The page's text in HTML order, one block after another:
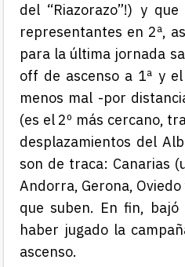
del “Riazorazo”!) y que
representantes en 2ª,
para la última jornada
off de ascenso a 1ª y
menos mal -por
(es el 2º más cercano,
desplazamientos del
son de traca: Canarias
Andorra, Gerona,
que suben. En fin, bajó
haber jugado la
ascenso.